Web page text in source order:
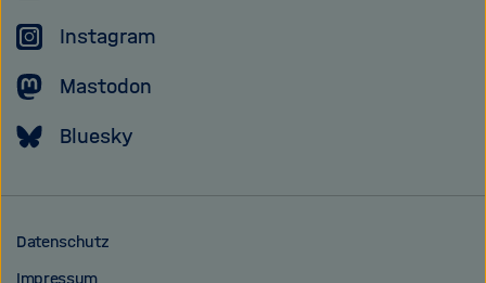
Instagram
Mastodon
Bluesky
Datenschutz
Impressum